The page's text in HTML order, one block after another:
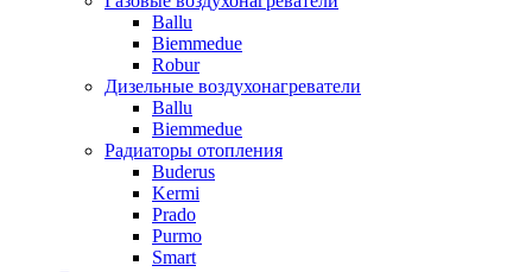
Ballu
Biemmedue
Robur
Дизельные воздухонагреватели
Ballu
Biemmedue
Радиаторы отопления
Buderus
Kermi
Prado
Purmo
Smart